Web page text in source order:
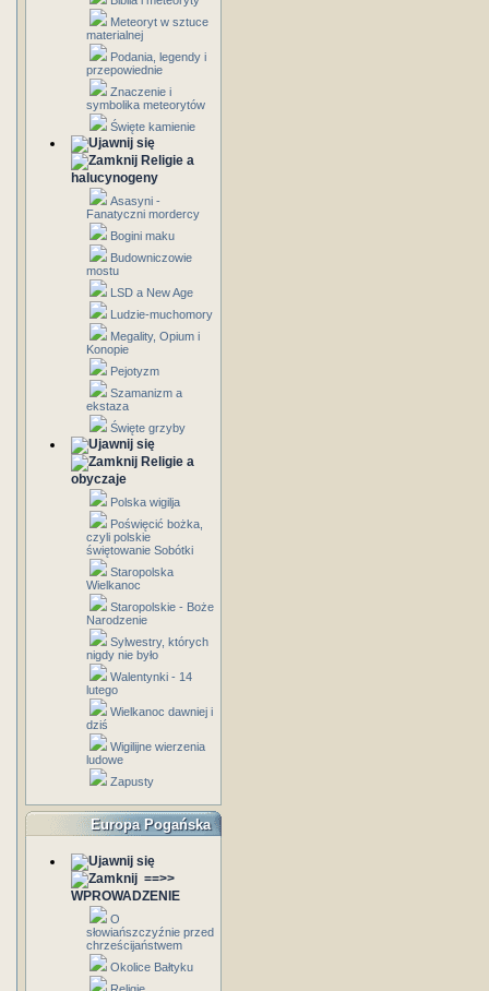
Meteoryt w sztuce
materialnej
Podania, legendy i
przepowiednie
Znaczenie i
symbolika meteorytów
Święte kamienie
Religie a
halucynogeny
Asasyni -
Fanatyczni mordercy
Bogini maku
Budowniczowie
mostu
LSD a New Age
Ludzie-muchomory
Megality, Opium i
Konopie
Pejotyzm
Szamanizm a
ekstaza
Święte grzyby
Religie a
obyczaje
Polska wigilja
Poświęcić bożka,
czyli polskie
świętowanie Sobótki
Staropolska
Wielkanoc
Staropolskie - Boże
Narodzenie
Sylwestry, których
nigdy nie było
Walentynki - 14
lutego
Wielkanoc dawniej i
dziś
Wigilijne wierzenia
ludowe
Zapusty
Europa Pogańska
==>>
WPROWADZENIE
O
słowiańszczyźnie przed
chrześcijaństwem
Okolice Bałtyku